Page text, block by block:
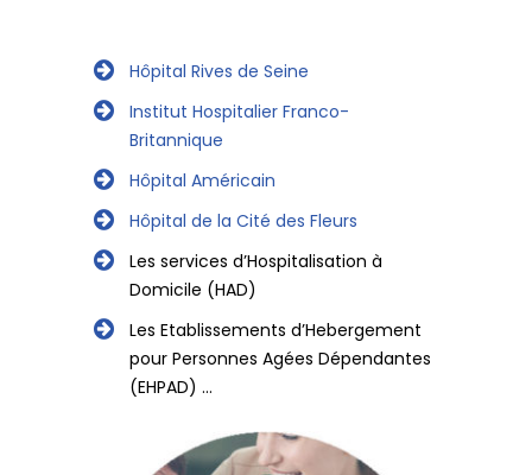
Hôpital Rives de Seine
Institut Hospitalier Franco-
Britannique
Hôpital Américain
Hôpital de la Cité des Fleurs
Les services d’Hospitalisation à
Domicile (HAD)
Les Etablissements d’Hebergement
pour Personnes Agées Dépendantes
(EHPAD) …